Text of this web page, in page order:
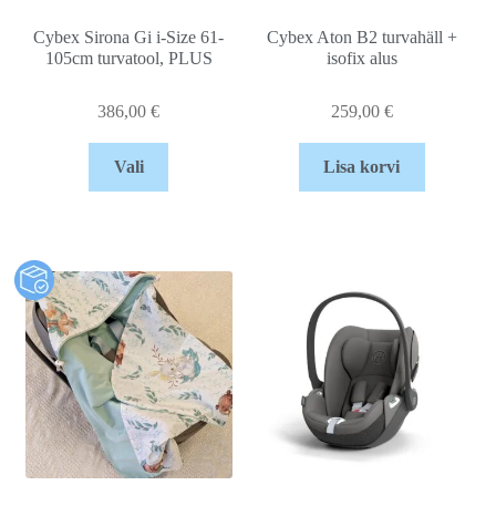
Cybex Sirona Gi i-Size 61-
105cm turvatool, PLUS
386,00€
Vali
Cybex Aton B2 turvahäll +
isofix alus
259,00 €
Lisa korvi